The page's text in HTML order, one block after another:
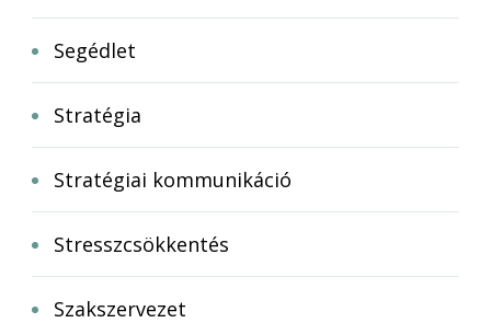
Segédlet
Stratégia
Stratégiai kommunikáció
Stresszcsökkentés
Szakszervezet